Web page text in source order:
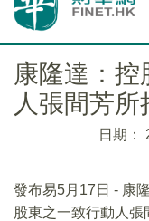
康隆達：控
人張間芳
日期：
發布易5月17日 - 康
股東之一致行動人